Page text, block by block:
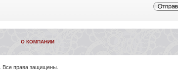
О КОМПАНИИ
. Все права защищены.